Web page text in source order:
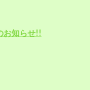
お知らせ!!